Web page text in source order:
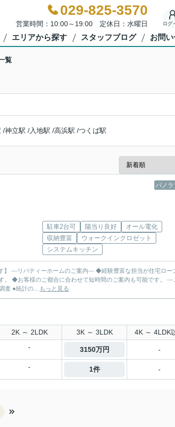
029-825-3570
営業時間：10:00～19:00 定休日：水曜日 ログ
エリアから探す スタッフブログ お問
覧
/神立駅 /入地駅 /高浜駅 /つくば駅
パノラ
駐車2台可 陽当り良好
オール電化
収納豊富
ウォークインクロゼット
システムキッチン
】 ---リバティーホームのご案内--- ◆経験豊富な担当が住宅ロー
様のご都合に合わせて短時間のご案内も可能です。 ---ご希望の
査 ●統計の... もっと見る
2K ～ 2LDK 3K ～ 3LDK 4K ～ 4LDK
- 3150万円 -
- 1件 -